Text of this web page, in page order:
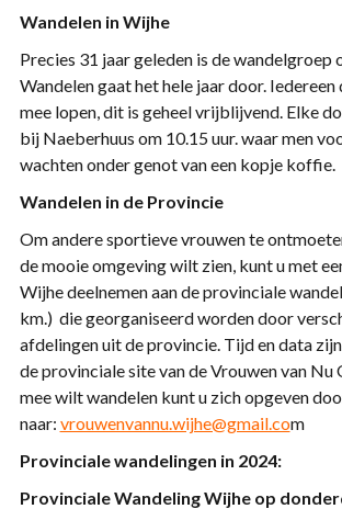
Wandelen in Wijhe
Precies 31 jaar geleden is de wandelgroep
Wandelen gaat het hele jaar door.
mee lopen, dit is geheel vrijblijvend. Elke
bij Naeberhuus om 10.15 uur. waar men
wachten onder genot van een kopje koffie.
Wandelen in de Provincie
Om andere sportieve vrouwen te
de mooie omgeving wilt zien, kunt u met
Wijhe deelnemen aan de provinciale
km.) die georganiseerd worden door
afdelingen uit de provincie. Tijd en data
de provinciale site van de Vrouwen van Nu
mee wilt wandelen kunt u zich opgeven
naar: vrouwenvannu.wijhe@gmail.com
Provinciale wandelingen in 2024:
Provinciale WandelingWijhe op